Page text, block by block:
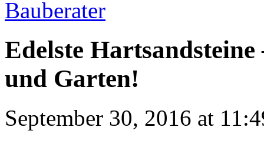
Bauberater
Edelste
und Garten!
September 30, 2016 at